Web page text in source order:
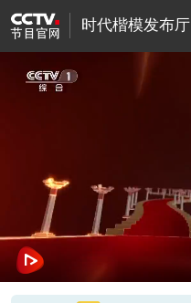
时代楷模发布厅